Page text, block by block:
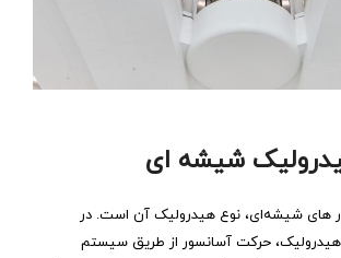
شیشه‌ ای
های شیشه‌ای، نوع هیدرولیک آن است. در
حرکت آسانسور از طریق سیستم